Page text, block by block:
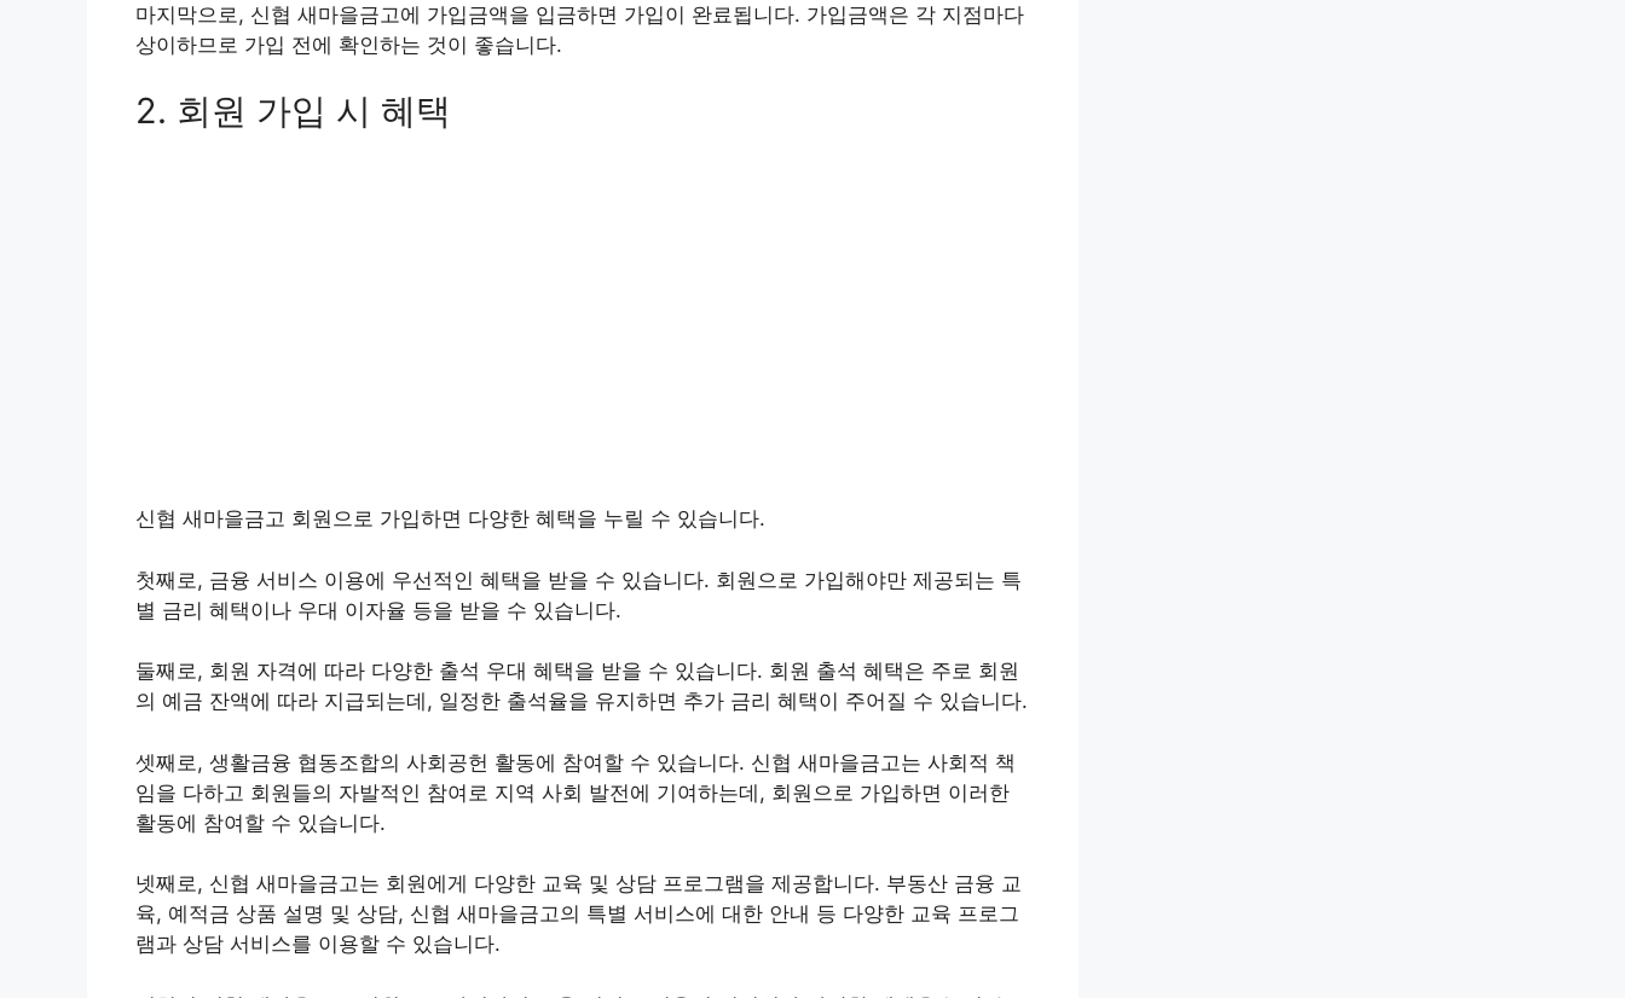
마지막으로, 신협 새마을금고에 가입금액을 입금하면 가입이 완료됩니다. 가입금액은 각 지점마다
상이하므로 가입 전에 확인하는 것이 좋습니다.
2. 회원 가입 시 혜택
신협 새마을금고 회원으로 가입하면 다양한 혜택을 누릴 수 있습니다.
첫째로, 금융 서비스 이용에 우선적인 혜택을 받을 수 있습니다. 회원으로 가입해야만 제공되는 특
별 금리 혜택이나 우대 이자율 등을 받을 수 있습니다.
둘째로, 회원 자격에 따라 다양한 출석 우대 혜택을 받을 수 있습니다. 회원 출석 혜택은 주로 회원
의 예금 잔액에 따라 지급되는데, 일정한 출석율을 유지하면 추가 금리 혜택이 주어질 수 있습니다.
셋째로, 생활금융 협동조합의 사회공헌 활동에 참여할 수 있습니다. 신협 새마을금고는 사회적 책
임을 다하고 회원들의 자발적인 참여로 지역 사회 발전에 기여하는데, 회원으로 가입하면 이러한
활동에 참여할 수 있습니다.
넷째로, 신협 새마을금고는 회원에게 다양한 교육 및 상담 프로그램을 제공합니다. 부동산 금융 교
육, 예적금 상품 설명 및 상담, 신협 새마을금고의 특별 서비스에 대한 안내 등 다양한 교육 프로그
램과 상담 서비스를 이용할 수 있습니다.